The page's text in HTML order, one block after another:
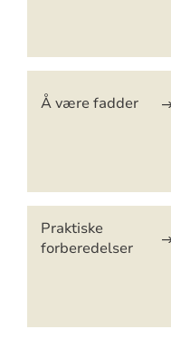
Å være fadder
Praktiske
forberedelser